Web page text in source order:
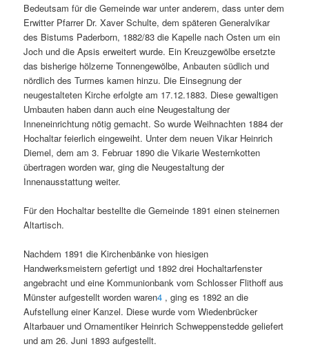
Bedeutsam für die Gemeinde war unter anderem, dass unter dem
Erwitter Pfarrer Dr. Xaver Schulte, dem späteren Generalvikar
des Bistums Paderborn, 1882/83 die Kapelle nach Osten um ein
Joch und die Apsis erweitert wurde. Ein Kreuzgewölbe ersetzte
das bisherige hölzerne Tonnengewölbe, Anbauten südlich und
nördlich des Turmes kamen hinzu. Die Einsegnung der
neugestalteten Kirche erfolgte am 17.12.1883. Diese gewaltigen
Umbauten haben dann auch eine Neugestaltung der
Inneneinrichtung nötig gemacht. So wurde Weihnachten 1884 der
Hochaltar feierlich eingeweiht. Unter dem neuen Vikar Heinrich
Diemel, dem am 3. Februar 1890 die Vikarie Westernkotten
übertragen worden war, ging die Neugestaltung der
Innenausstattung weiter.
Für den Hochaltar bestellte die Gemeinde 1891 einen steinernen
Altartisch.
Nachdem 1891 die Kirchenbänke von hiesigen
Handwerksmeistern gefertigt und 1892 drei Hochaltarfenster
angebracht und eine Kommunionbank vom Schlosser Flithoff aus
Münster aufgestellt worden waren4 , ging es 1892 an die
Aufstellung einer Kanzel. Diese wurde vom Wiedenbrücker
Altarbauer und Ornamentiker Heinrich Schweppenstedde geliefert
und am 26. Juni 1893 aufgestellt.